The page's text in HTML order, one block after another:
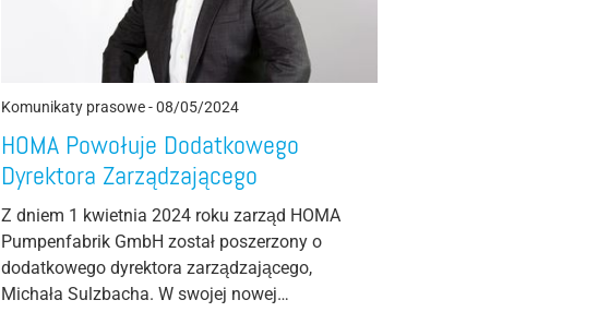
Komunikaty prasowe-08/05/2024
HOMA Powołuje Dodatkowego
Dyrektora Zarządzającego
Z dniem 1 kwietnia 2024 roku zarząd HOMA
Pumpenfabrik GmbH został poszerzony o
dodatkowego dyrektora zarządzającego,
Michała Sulzbacha. W swojej nowej…